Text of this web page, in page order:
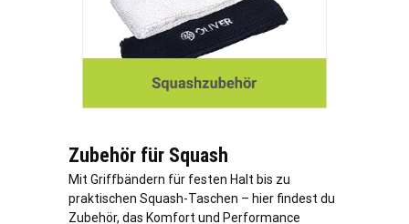
Zubehör für Squash
Mit Griffbändern für festen Halt bis zu
praktischen Squash-Taschen – hier findest du
Zubehör, das Komfort und Performance